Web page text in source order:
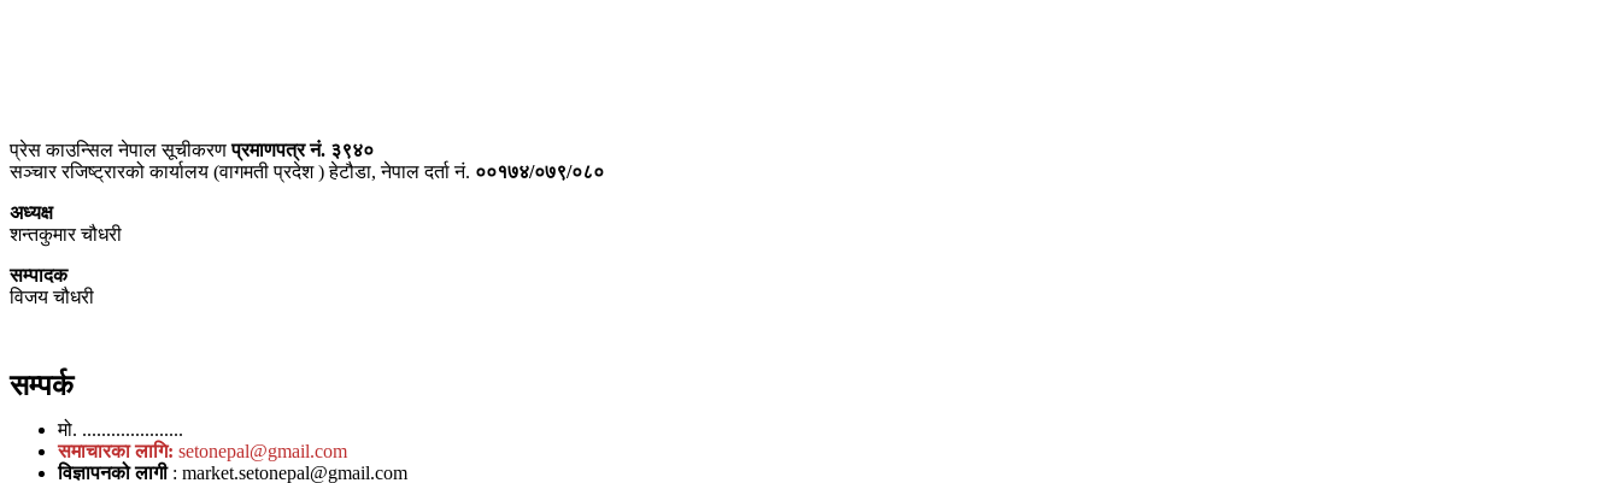
प्रेस काउन्सिल नेपाल सूचीकरणप्रमाणपत्र नं. ३९४०
सञ्चार रजिष्ट्रारको कार्यालय (वागमती प्रदेश ) हेटौडा, नेपाल दर्ता नं. ००१७४/०७९/०८०
अध्यक्ष
शन्तकुमार चौधरी
सम्पादक
विजय चौधरी
सम्पर्क
मो. .....................
समाचारका लागि: setonepal@gmail.com
विज्ञापनको लागी : market.setonepal@gmail.com